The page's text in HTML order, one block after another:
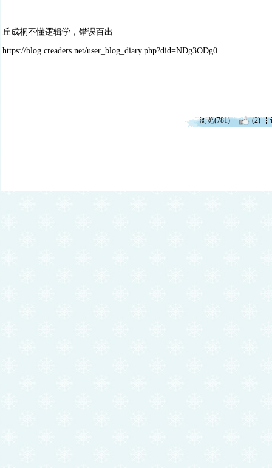
丘成桐不懂逻辑学，错误百出
https://blog.creaders.net/user_blog_diary.php?did=NDg3ODg0
浏览(781) (2)